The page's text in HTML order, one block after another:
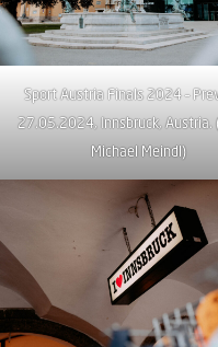
Sport Austria Finals 2024 –
27.05.2024, Innsbruck, Austria.
Michael Meindl)